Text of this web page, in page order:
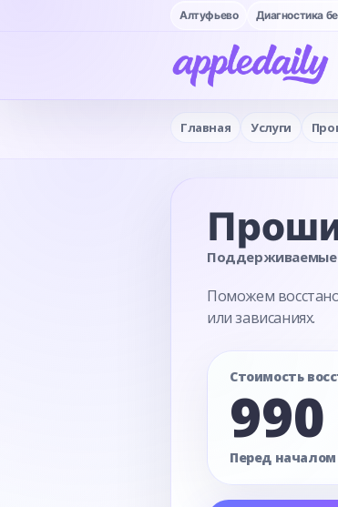
Алтуфьево Диагностика
Главная Услуги
Поможем
или зависаниях.
Стоимость
Перед